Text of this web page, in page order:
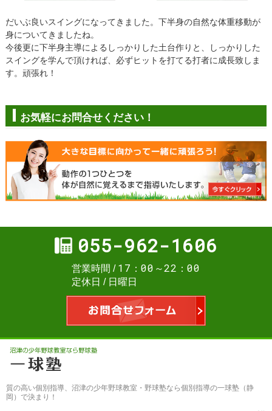
だいぶ良いスイングになってきました。下半身の自然な体重移動が
身についてきましたね。
今後更に下半身主導によるしっかりした土台作りと、しっかりした
スイングを学んで頂ければ、必ずヒットを打てる打者に成長致しま
す。頑張れ！
お気軽にお問合せください！
055-962-1606
営業時間 17：00～22：00
定休日 日曜日
質の高い個別指導、 沼津の少年野球教室・野球塾なら個別指導の一球塾（静
岡） で決まり！